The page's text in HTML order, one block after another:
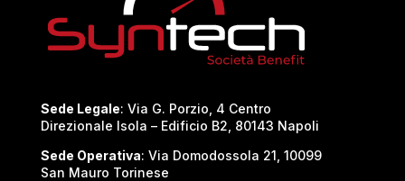
Sede Legale: Via G. Porzio, 4 Centro
Direzionale Isola – Edificio B2, 80143 Napoli
Sede Operativa: Via Domodossola 21, 10099
San Mauro Torinese